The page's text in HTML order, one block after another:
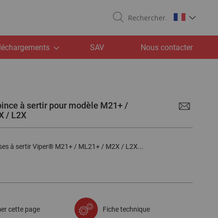
SAV Nous contacter
à sertir pour modèle M21+ /
/ L2X
à sertir Viper® M21+ / ML21+ / M2X / L2X...
cette page Fiche technique